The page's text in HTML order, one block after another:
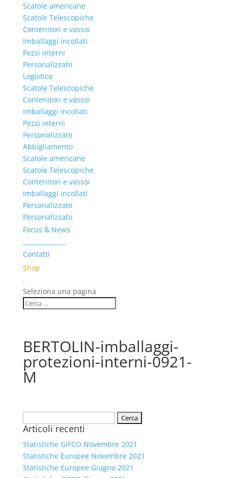
Scatole americane
Scatole Telescopiche
Contenitori e vassoi
Imballaggi incollati
Pezzi interni
Personalizzato
Logistico
Scatole Telescopiche
Contenitori e vassoi
Imballaggi incollati
Pezzi interni
Personalizzato
Abbigliamento
Scatole americane
Scatole Telescopiche
Contenitori e vassoi
Imballaggi incollati
Personalizzato
Personalizzato
Focus & News
Contatti
Shop
.
Seleziona una pagina
BERTOLIN-imballaggi-
protezioni-interni-0921-
M
per:
Articoli recenti
Statistiche GIFCO Novembre 2021
Statistiche Europee Novembre 2021
Statistiche Europee Giugno 2021